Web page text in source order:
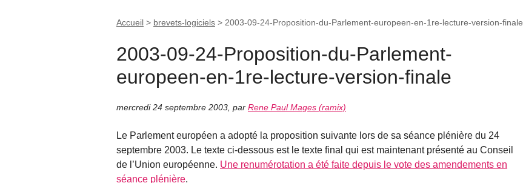
Accueil > brevets-logiciels > 2003-09-24-Proposition-du-Parlement-europeen-en-1re-lecture-version-finale
2003-09-24-Proposition-du-Parlement-
europeen-en-1re-lecture-version-finale
mercredi 24 septembre 2003 par Rene Paul Mages (ramix)
Le Parlement européen a adopté la proposition suivante lors de sa séance plénière du 24
septembre 2003. Le texte ci-dessous est le texte final qui est maintenant présenté au Conseil
de l’Union européenne. Une renumérotation a été faite depuis le vote des amendements en
séance plénière.